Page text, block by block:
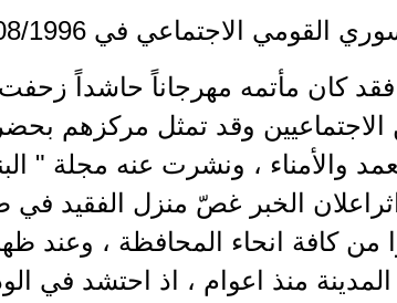
الاجتماعي في 16/08/1996 .
كان مأتمه مهرجاناً حاشداً
وقد تمثل مركزهم
الى أنه اثراعلان الخبر غصّ منزل
من كافة انحاء المحافظة ،
منذ اعوام ، اذ احتشد في